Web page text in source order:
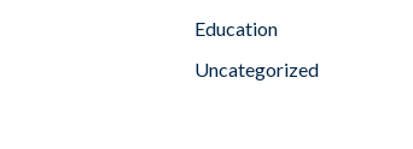
Education
Uncategorized